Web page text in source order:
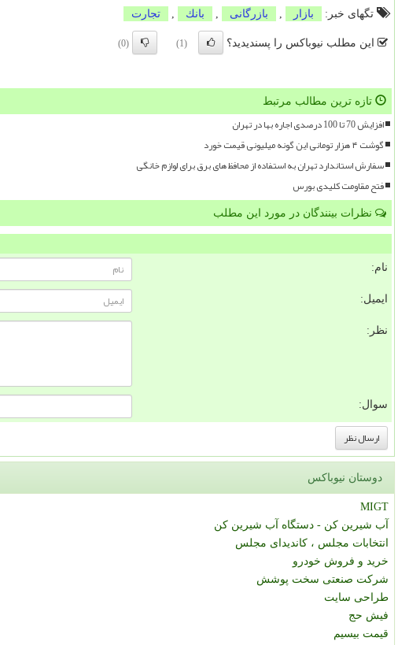
تگهای خبر:
بازار , بازرگانی , بانك , تجارت
این مطلب نیوباکس را پسندیدید؟ (1)
(0)
تازه ترین مطالب مرتبط
افزایش 70 تا 100 درصدی اجاره بها در تهران
گوشت ۴ هزار تومانی این گونه میلیونی قیمت خورد
سفارش استاندارد تهران به استفاده از محافظ های برق برای لوازم خانگی
فتح مقاومت کلیدی بورس
نظرات بینندگان در مورد این مطلب
نام:
ایمیل:
نظر:
سوال:
دوستان نیوباکس
MIGT
آب شیرین کن - دستگاه آب شیرین کن
انتخابات مجلس ، کاندیدای مجلس
خرید و فروش خودرو
شرکت صنعتی سخت پوشش
طراحی سایت
فیش حج
قیمت بیسیم